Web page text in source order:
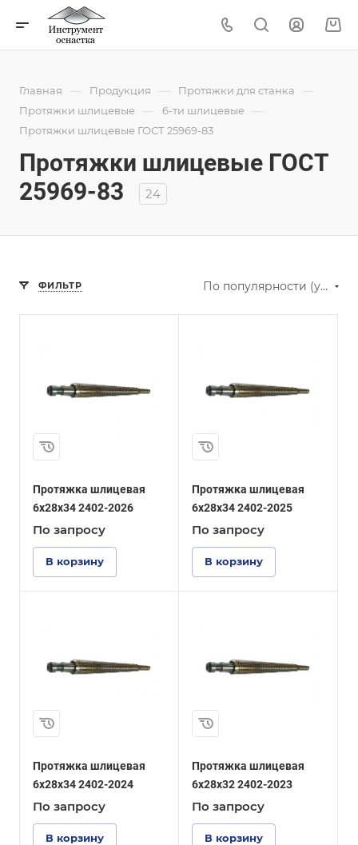
Главная — Продукция — Протяжки для станка —
Протяжки шлицевые — 6-ти шлицевые —
Протяжки шлицевые ГОСТ 25969-83
Протяжки шлицевые ГОСТ
25969-83
24
ФИЛЬТР По популярности (убывание)
Протяжка шлицевая
6x28x34 2402-2026
По запросу
В корзину
Протяжка шлицевая
6x28x34 2402-2025
По запросу
В корзину
Протяжка шлицевая
6x28x34 2402-2024
По запросу
В корзину
Протяжка шлицевая
6x28x32 2402-2023
По запросу
В корзину